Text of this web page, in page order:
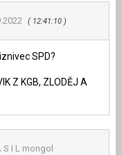
12:41:10
SPD?
Z KGB, ZLODĚJ A
S I L mongol